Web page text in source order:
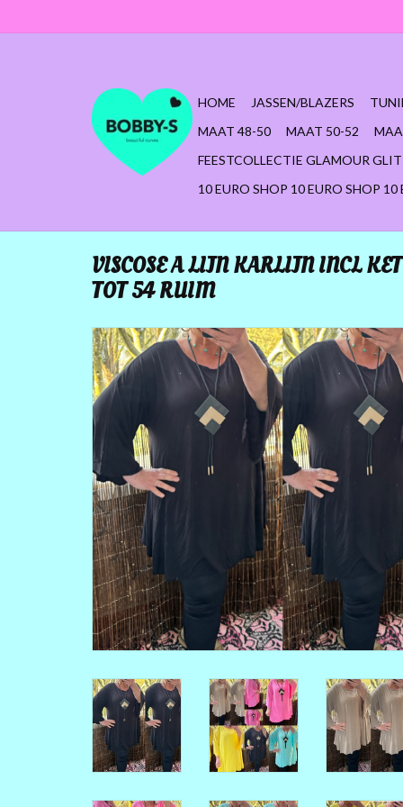
HOME JASSEN/BLAZERS
MAAT 48-50
MAAT 50-52
FEESTCOLLECTIE GLAMOUR
10 EURO SHOP 10 EURO SHOP 10
VISCOSE A LIJN KARLIJN INCL
TOT 54 RUIM